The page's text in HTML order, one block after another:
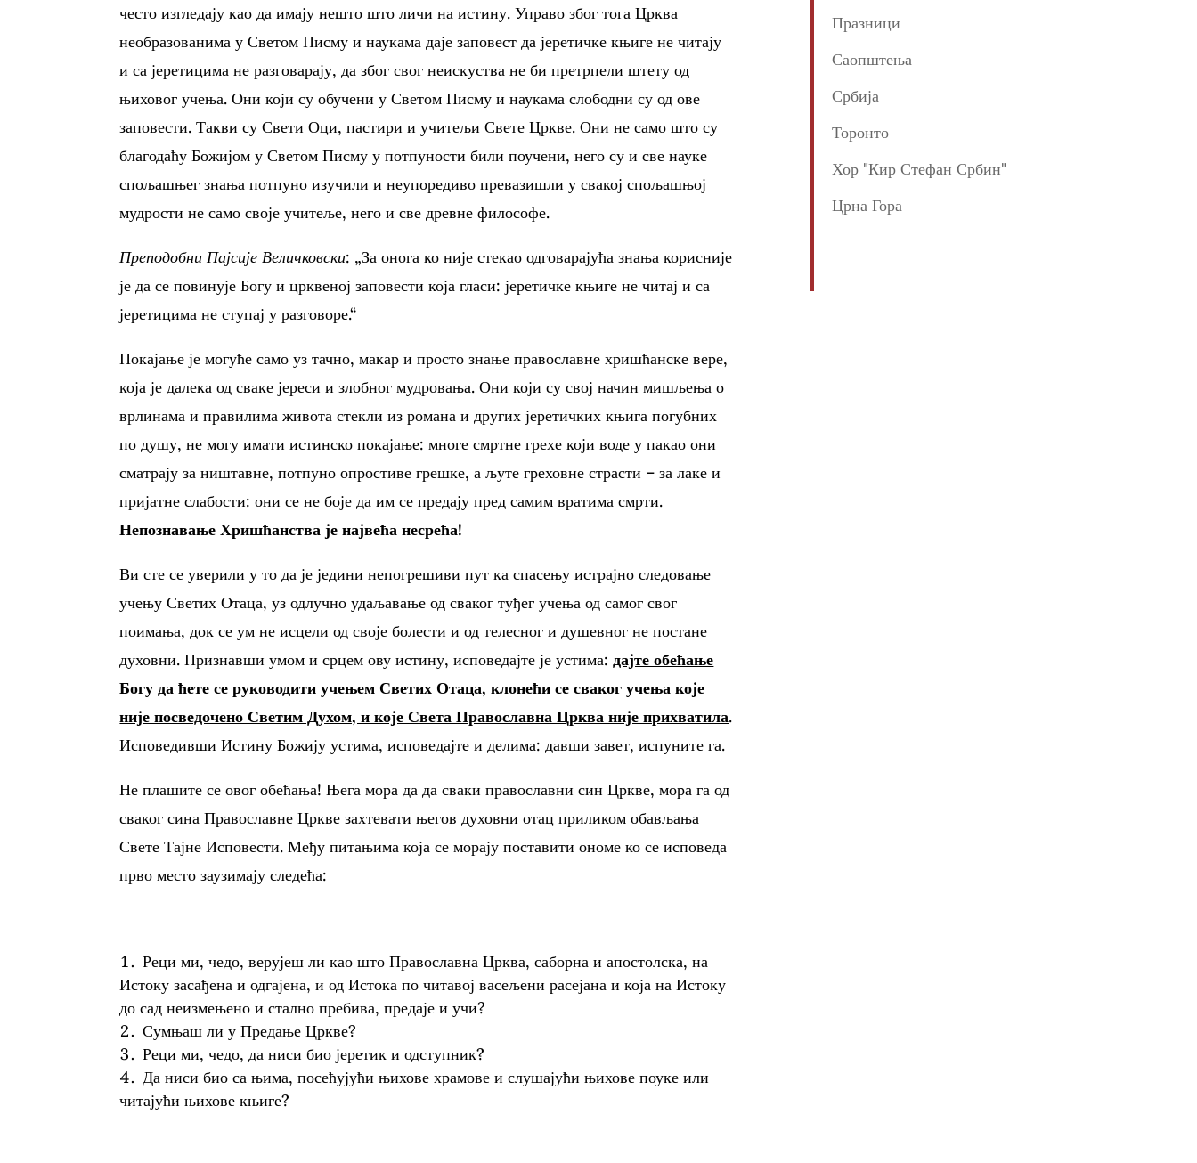
често изгледају као да имају нешто што личи на истину. Управо због тога Црква
необразованима у Светом Писму и наукама даје заповест да јеретичке књиге не читају
и са јеретицима не разговарају, да због свог неискуства не би претрпели штету од
њиховог учења. Они који су обучени у Светом Писму и наукама слободни су од ове
заповести. Такви су Свети Оци, пастири и учитељи Свете Цркве. Они не само што су
благодаћу Божијом у Светом Писму у потпуности били поучени, него су и све науке
спољашњег знања потпуно изучили и неупоредиво превазишли у свакој спољашњој
мудрости не само своје учитеље, него и све древне философе.
Преподобни Пајсије Величковски: „За онога ко није стекао одговарајућа знања корисније
је да се повинује Богу и црквеној заповести која гласи: јеретичке књиге не читај и са
јеретицима не ступај у разговоре.“
Покајање је могуће само уз тачно, макар и просто знање православне хришћанске вере,
која је далека од сваке јереси и злобног мудровања. Они који су свој начин мишљења о
врлинама и правилима живота стекли из романа и других јеретичких књига погубних
по душу, не могу имати истинско покајање: многе смртне грехе који воде у пакао они
сматрају за ништавне, потпуно опростиве грешке, а љуте греховне страсти – за лаке и
пријатне слабости: они се не боје да им се предају пред самим вратима смрти.
Непознавање Хришћанства је највећа несрећа!
Ви сте се уверили у то да је једини непогрешиви пут ка спасењу истрајно следовање
учењу Светих Отаца, уз одлучно удаљавање од сваког туђег учења од самог свог
поимања, док се ум не исцели од своје болести и од телесног и душевног не постане
духовни. Признавши умом и срцем ову истину, исповедајте је устима:дајте обећање
Богу да ћете се руководити учењем Светих Отаца, клонећи се сваког учења које
није посведочено Светим Духом, и које Света Православна Црква није прихватила.
Исповедивши Истину Божију устима, исповедајте и делима: давши завет, испуните га.
Не плашите се овог обећања! Њега мора да да сваки православни син Цркве, мора га од
сваког сина Православне Цркве захтевати његов духовни отац приликом обављања
Свете Тајне Исповести. Међу питањима која се морају поставити ономе ко се исповеда
прво место заузимају следећа:
Реци ми, чедо, верујеш ли као што Православна Црква, саборна и апостолска, на
Истоку засађена и одгајена, и од Истока по читавој васељени расејана и која на Истоку
до сад неизмењено и стално пребива, предаје и учи?
Сумњаш ли у Предање Цркве?
Реци ми, чедо, да ниси био јеретик и одступник?
Да ниси био са њима, посећујући њихове храмове и слушајући њихове поуке или
читајући њихове књиге?
Празници
Саопштења
Србија
Торонто
Хор "Кир Стефан Србин"
Црна Гора